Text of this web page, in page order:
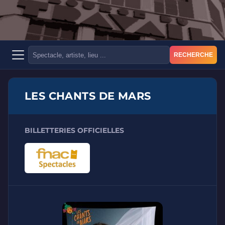
RECHERCHE
LES CHANTS DE MARS
BILLETTERIES OFFICIELLES